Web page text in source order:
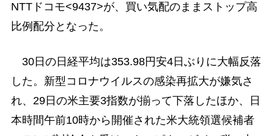
NTTドコモ<9437>が、買い気配のままストップ高
比例配分となった。
30日の日経平均は353.98円安4日ぶりに大幅反落
した。新型コロナウイルスの感染再拡大が嫌気さ
れ、29日の米主要3指数が揃って下落したほか、日
本時間午前10時から開催された米大統領選候補者